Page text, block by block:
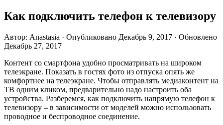
Как подключить телефон к телевизору
Автор: Anastasia · Опубликовано Декабрь 9, 2017 · Обновлено
Декабрь 27, 2017
Контент со смартфона удобно просматривать на широком
телеэкране. Показать в гостях фото из отпуска опять же
комфортнее на телеэкране. Чтобы отправлять медиаконтент на
ТВ одним кликом, предварительно надо настроить оба
устройства. Разберемся, как подключить напрямую телефон к
телевизору – в зависимости от моделей можно использовать
проводное и беспроводное соединение.